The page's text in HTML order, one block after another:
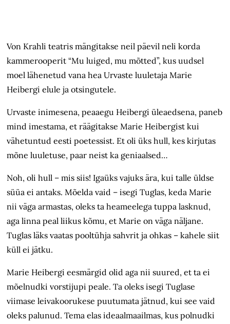
Von Krahli teatris mängitakse neil päevil neli korda
kammerooperit “Mu luiged, mu mõtted”, kus uudsel
moel lähenetud vana hea Urvaste luuletaja Marie
Heibergi elule ja otsingutele.
Urvaste inimesena, peaaegu Heibergi üleaedsena, paneb
mind imestama, et räägitakse Marie Heibergist kui
vähetuntud eesti poetessist. Et oli üks hull, kes kirjutas
mõne luuletuse, paar neist ka geniaalsed…
Noh, oli hull – mis siis! Igaüks vajuks ära, kui talle üldse
süüa ei antaks. Mõelda vaid – isegi Tuglas, keda Marie
nii väga armastas, oleks ta heameelega tuppa lasknud,
aga linna peal liikus kõmu, et Marie on väga näljane.
Tuglas läks vaatas pooltühja sahvrit ja ohkas – kahele siit
küll ei jätku.
Marie Heibergi eesmärgid olid aga nii suured, et ta ei
mõelnudki vorstijupi peale. Ta oleks isegi Tuglase
viimase leivakoorukese puutumata jätnud, kui see vaid
oleks palunud. Tema elas ideaalmaailmas, kus polnudki